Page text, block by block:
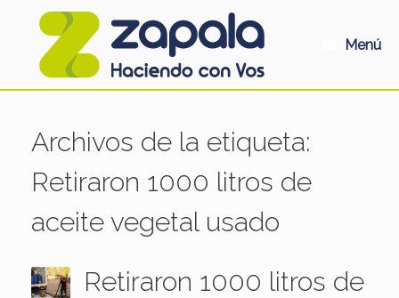
Menú
Archivos de la etiqueta:
Retiraron 1000 litros de
aceite vegetal usado
Retiraron 1000 litros de